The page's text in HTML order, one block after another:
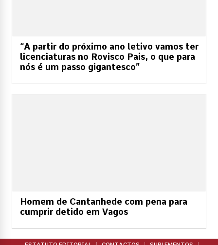
“A partir do próximo ano letivo vamos ter
licenciaturas no Rovisco Pais, o que para
nós é um passo gigantesco”
Homem de Cantanhede com pena para
cumprir detido em Vagos